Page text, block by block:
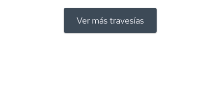
Ver más travesías